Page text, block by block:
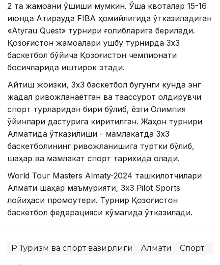
2 та жамоани қўшиши мумкин. Ўша квоталар 15-16
июнда Атирауда FIBA ҳомийлигида ўтказиладиган
«Atyrau Quest» турнири ғолибларига берилади.
Қозоғистон жамоалари ушбу турнирда 3х3
баскетбол бўйича Қозоғистон чемпионати
босқичларида иштирок этади.
Айтиш жоизки, 3х3 баскетбол бугунги кунда энг
жадал ривожланаётган ва таассурот қолдирувчи
спорт турларидан бири бўлиб, ёзги Олимпия
ўйинлари дастурига киритилган. Жаҳон турнири
Алматида ўтказилиши - мамлакатда 3х3
баскетболининг ривожланишига туртки бўлиб,
шаҳар ва мамлакат спорт тарихида қолади.
World Tour Masters Almaty-2024 ташкилотчилари
Алмати шаҳар маъмурияти, 3x3 Pilot Sports
лойиҳаси промоутери. Турнир Қозоғистон
баскетбол федерацияси кўмагида ўтказилади.
ҚР Туризм ва спорт вазирлиги Алмати Спорт